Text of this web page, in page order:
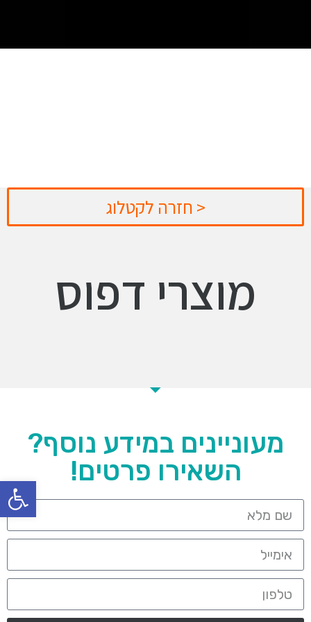
פתח
< חזרה לקטלוג
מוצרי דפוס
מעוניינים במידע נוסף?
השאירו פרטים!